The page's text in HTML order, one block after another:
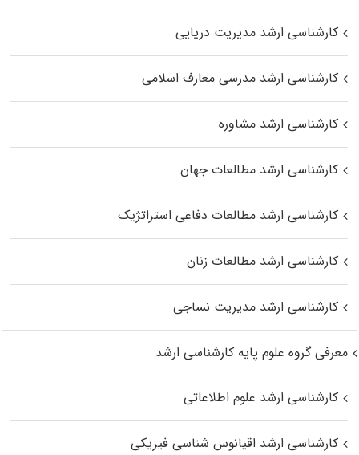
کارشناسی ارشد مدیریت دریایی
کارشناسی ارشد مدرسی معارف اسلامی
کارشناسی ارشد مشاوره
کارشناسی ارشد مطالعات جهان
کارشناسی ارشد مطالعات دفاعی استراتژیک
کارشناسی ارشد مطالعات زنان
کارشناسی ارشد مدیریت نساجی
معرفی گروه علوم پایه کارشناسی ارشد
کارشناسی ارشد علوم اطلاعاتی
کارشناسی ارشد اقیانوس‌ شناسی فیزیکی